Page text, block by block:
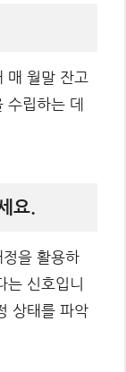
매 월말 잔고
립하는 데
요.
을 활용하
는 신호입니
상태를 파악